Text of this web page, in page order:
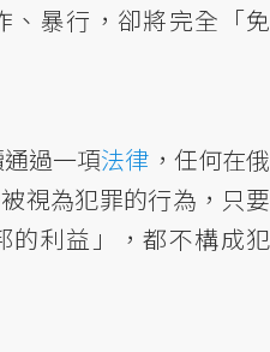
、暴行，卻將完全「免
過一項法律 ，任何在俄
視為犯罪的行為，只要
的利益」，都不構成犯